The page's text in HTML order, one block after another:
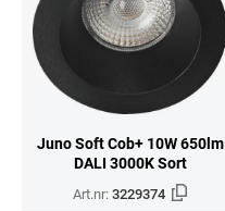
Juno Soft Cob+ 10W 650lm
DALI 3000K Sort
Art.nr:3229374